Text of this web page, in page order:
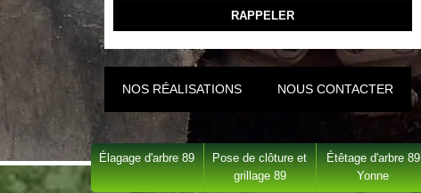
NOS RÉALISATIONS NOUS CONTACTER
Élagage d'arbre 89
Pose de clôture et
grillage 89
Étêtage d'arbre 89
Yonne